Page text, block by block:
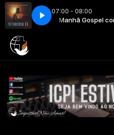
07:00 - 08:00
Garzarro Manhã Gospel com
LETRA ] ®OnimusicVitorioso És